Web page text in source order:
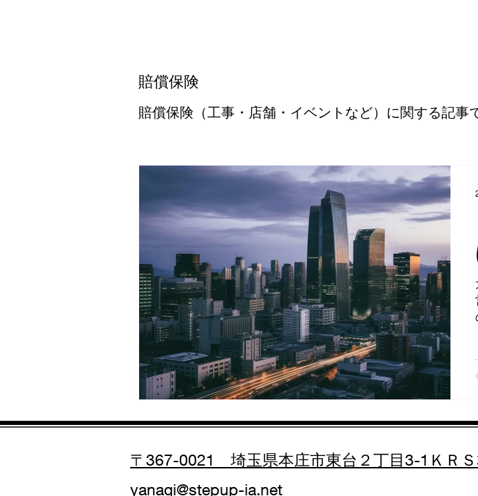
賠償保険
賠償保険（工事・店舗・イベントなど）に関する記事
〒367-0021 埼玉県本庄市東台２丁目3-1ＫＲＳ
yanagi@stepup-ia.net